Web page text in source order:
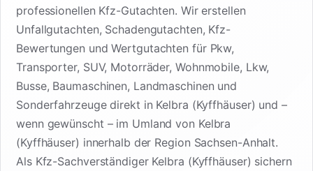
professionellen Kfz-Gutachten. Wir erstellen
Unfallgutachten, Schadengutachten, Kfz-
Bewertungen und Wertgutachten für Pkw,
Transporter, SUV, Motorräder, Wohnmobile, Lkw,
Busse, Baumaschinen, Landmaschinen und
Sonderfahrzeuge direkt in Kelbra (Kyffhäuser) und –
wenn gewünscht – im Umland von Kelbra
(Kyffhäuser) innerhalb der Region Sachsen-Anhalt.
Als Kfz-Sachverständiger Kelbra (Kyffhäuser) sichern